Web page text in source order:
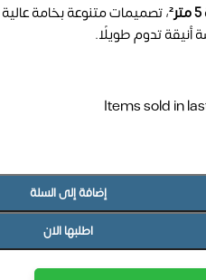
5 متر²
، تصميمات متنوعة بخامة
أنيقة تدوم طويلًا.
Items sold in
إضافة إلى السلة
اطلبها الان